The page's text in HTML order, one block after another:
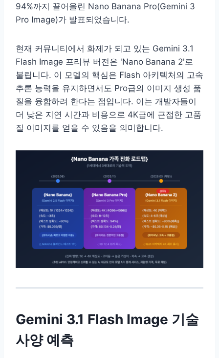
94%까지 끌어올린 Nano Banana Pro(Gemini 3
Pro Image)가 발표되었습니다.
현재 커뮤니티에서 화제가 되고 있는 Gemini 3.1
Flash Image 프리뷰 버전은 'Nano Banana 2'로
불립니다. 이 모델의 핵심은 Flash 아키텍처의 고속
추론 능력을 유지하면서도 Pro급의 이미지 생성 품
질을 융합하려 한다는 점입니다. 이는 개발자들이
더 낮은 지연 시간과 비용으로 4K급에 근접한 고품
질 이미지를 얻을 수 있음을 의미합니다.
Gemini 3.1 Flash Image 기술
사양 예측